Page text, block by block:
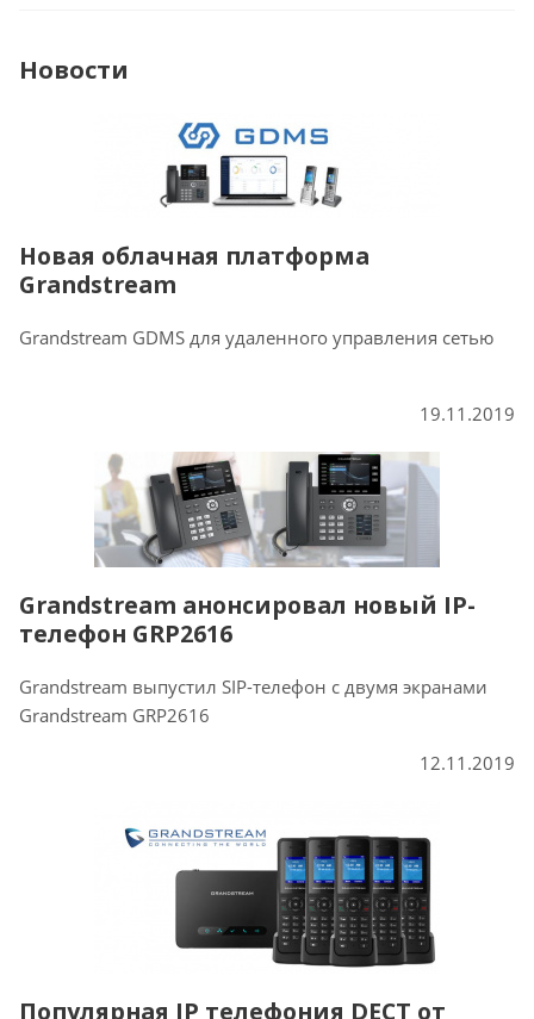
Новости
Новая облачная платформа
Grandstream
Grandstream GDMS для удаленного управления сетью
19.11.2019
Grandstream анонсировал новый IP-
телефон GRP2616
Grandstream выпустил SIP-телефон с двумя экранами
Grandstream GRP2616
12.11.2019
Популярная IP телефония DECT от